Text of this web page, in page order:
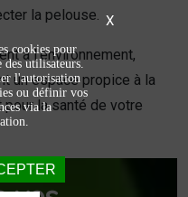
la pelouse.
à l'environnement,
un espace propice à la
pour la santé de votre
X
cookies pour
utilisateurs.
l'autorisation
ou définir vos
via la